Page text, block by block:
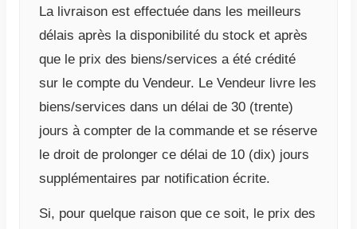
La livraison est effectuée dans les meilleurs
délais après la disponibilité du stock et après
que le prix des biens/services a été crédité
sur le compte du Vendeur. Le Vendeur livre les
biens/services dans un délai de 30 (trente)
jours à compter de la commande et se réserve
le droit de prolonger ce délai de 10 (dix) jours
supplémentaires par notification écrite.
Si, pour quelque raison que ce soit, le prix des